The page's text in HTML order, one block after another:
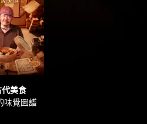
美食
味覺圖譜